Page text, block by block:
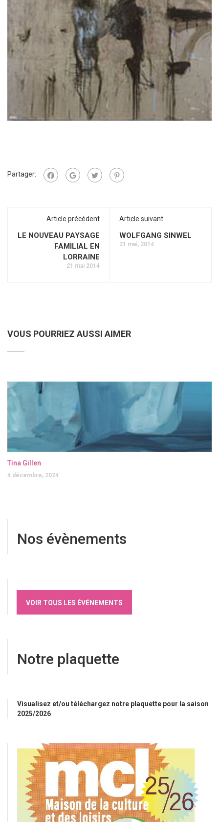
Partager:
Article précédent
LE NOUVEAU PAYSAGE
FAMILIAL EN
LORRAINE
21 mai 2014
Article suivant
WOLFGANG SINWEL
21 mai, 2014
VOUS POURRIEZ AUSSI AIMER
Tina Gillen
4 décembre, 2024
Nos évènements
VOIR TOUS LES ÉVÉNEMENTS
Notre plaquette
Visualisez et/ou téléchargez notre plaquette pour la saison
2025/2026